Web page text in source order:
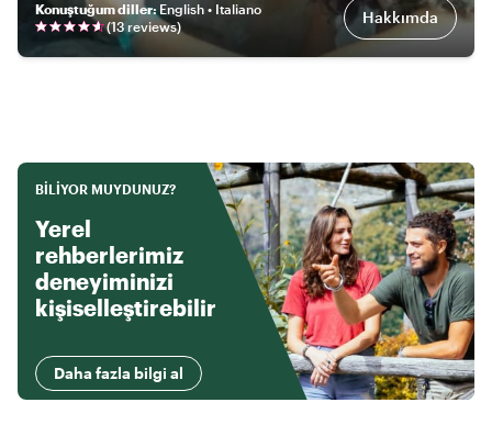
Konuştuğum diller:English • Italiano
(13reviews) Hakkımda
BILIYOR MUYDUNUZ?
Yerel
rehberlerimiz
deneyiminizi
kişiselleştirebilir
Daha fazla bilgi al